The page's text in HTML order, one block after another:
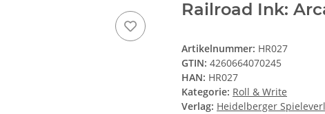
Railroad Ink:
Artikelnummer: HR027
GTIN: 4260664070245
HAN: HR027
Kategorie: Roll & Write
Verlag: Heidelberger